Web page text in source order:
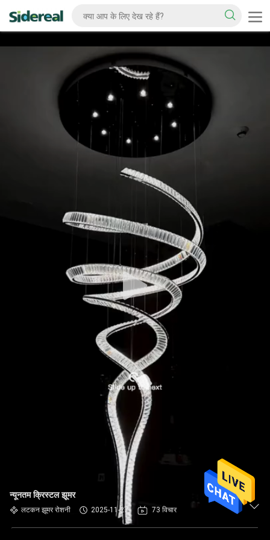
न्यूनतम क्रिस्टल झूमर
लटकन झूमर रोशनी 2025-11-27 73 विचार